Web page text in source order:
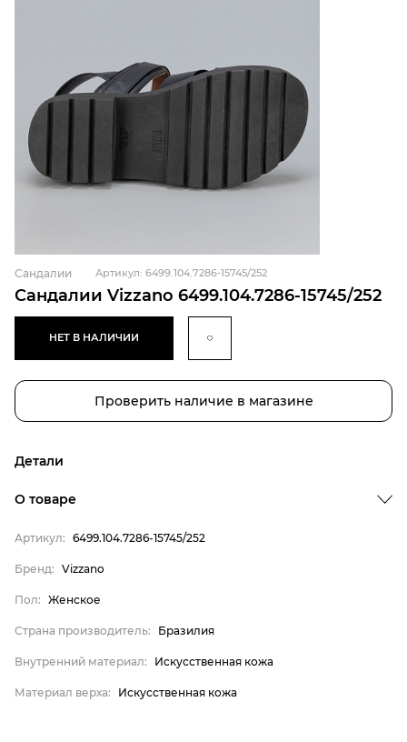
Сандалии Vizzano 6499.104.7286-15745/252
Сандалии Артикул: 6499.104.7286-15745/252
НЕТ В НАЛИЧИИ
Проверить наличие в магазине
Детали
Страна производитель
Внутренний материал
Материал верха
Искусственная кожа
О товаре
Артикул: 6499.104.7286-15745/252
Бренд: Vizzano
Пол: Женское
Страна производитель: Бразилия
Внутренний материал: Искусственная кожа
Материал верха: Искусственная кожа